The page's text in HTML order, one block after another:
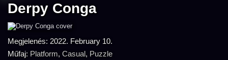
Derpy Conga
Megjelenés: 2022. February 10.
Műfaj: Platform, Casual, Puzzle